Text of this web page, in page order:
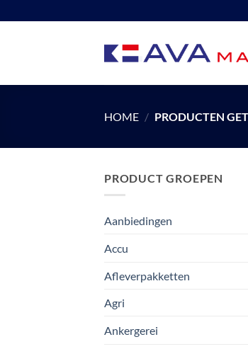
naar
HOME / PRODUCTEN
PRODUCT GROEPEN
Aanbiedingen
Accu
Afleverpakketten
Agri
Ankergerei